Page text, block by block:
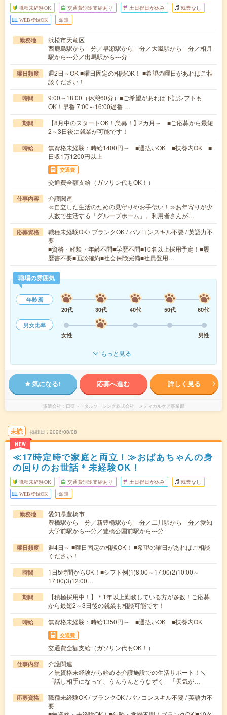
職種未経験OK 交通費別途支給あり 土日祝日が休み 残業なし
WEB登録OK 派遣
勤務地
浜松市天竜区
西鹿島駅から---分／早瀬駅から---分／大嵐駅から---分／相月
駅から---分／出馬駅から---分
曜日頻度
週2日～OK ■曜日固定の相談OK！ ■希望の曜日があればご相
談ください！
時間
9:00～18:00（休憩60分）■ご希望があれば下記シフトも
OK！早番 7:00～16:00遅番 …
期間
【8月中のスタートOK！急募！】2カ月～ ■ご応募から最短
2～3日後に就業が可能です！
時給
無資格未経験：時給1400円～ ■週払いOK ■扶養内OK ■
日収1万1200円以上
交通費
交通費全額支給（ガソリン代もOK！）
仕事内容
介護関連
≪自立した生活のための見守りやお手伝い！≫お年寄りが少
人数で生活する「グループホーム」。利用者さんが…
応募資格
職種未経験OK / ブランクOK / パソコンスキル不要 / 英語力不
要
■資格・経験・年齢不問■学歴不問■10名以上採用予定！■履
歴書不要■面談確約■社会保険完備■社員登用…
職場の雰囲気
年齢層
20代
30代 40代 50代
60代
男女比率
女性
男性
もっと見る
気になる! 応募へ進む 詳しく見る
派遣会社 日研トータルソーシング株式会社 メディカルケア事業部
未読
NEW
掲載日 2026/08/08
≪17時定時で家庭と両立！≫おばあちゃんの身
の回りのお世話＊未経験OK！
職種未経験OK 交通費別途支給あり 土日祝日が休み 残業なし
WEB登録OK 派遣
勤務地
愛知県豊橋市
豊橋駅から---分／新豊橋駅から---分／二川駅から---分／愛知
大学前駅から---分／豊橋公園前駅から---分
曜日頻度
週4日～ ■曜日固定の相談OK！ ■希望の曜日があればご相談
ください！
時間
1日5時間からOK！■シフト例(1)8:00～17:00(2)10:00～
17:00(3)12:00…
期間
【積極採用中！】＊1年以上勤務している方が多数！ご応募
から最短2～3日後の就業も相談可能です！
時給 無資格未経験：時給1350円～ ■週払いOK ■扶養内OK
交通費
交通費全額支給（ガソリン代もOK！）
仕事内容
介護関連
／無資格未経験から始める介護施設での生活サポート！＼
「話し相手になって、うんうんとうなずく」「天気が…
応募資格
職種未経験OK / ブランクOK / パソコンスキル不要 / 英語力不
要